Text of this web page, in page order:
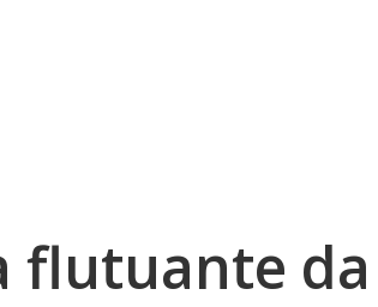
flutuante da